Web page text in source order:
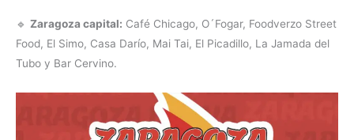
🔹 Zaragoza capital: Café Chicago, O´Fogar, Foodverzo Street
Food, El Simo, Casa Darío, Mai Tai, El Picadillo, La Jamada del
Tubo y Bar Cervino.